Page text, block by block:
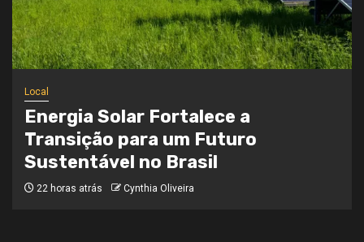
Local
Onde a Informação Encontra o Seu
Caminho
3 semanas atrás Cynthia Oliveira